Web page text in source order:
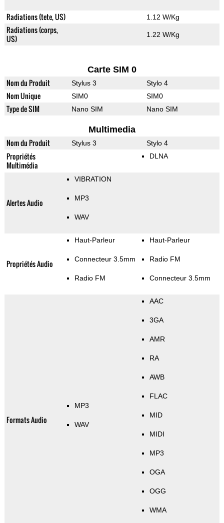
Radiations (tete, US) 1.12 W/Kg
Radiations (corps,
US)
1.22 W/Kg
Carte SIM 0
Nom du Produit Stylus 3 Stylo 4
Nom Unique SIM0 SIM0
Type de SIM Nano SIM Nano SIM
Multimedia
Nom du Produit Stylus 3 Stylo 4
Propriétés
Multimédia
DLNA
Alertes Audio
VIBRATION
MP3
WAV
Propriétés Audio
Haut-Parleur
Connecteur 3.5mm
Radio FM
Haut-Parleur
Radio FM
Connecteur 3.5mm
Formats Audio
MP3
WAV
AAC
3GA
AMR
RA
AWB
FLAC
MID
MIDI
MP3
OGA
OGG
WMA